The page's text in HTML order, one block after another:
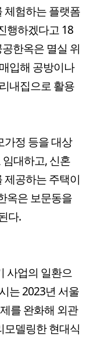
체험하는 플랫폼
행하겠다고 18
한옥은 멸실 위
입해 공방이나
내집으로 활용
가정 등을 대상
대하고, 신혼
공하는 주택이
옥은 보문동을
다.
사업의 일환으
는 2023년 서울
를 완화해 외관
델링한 현대식